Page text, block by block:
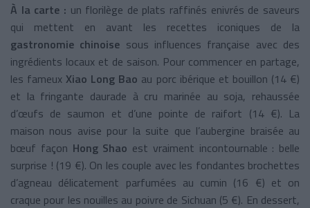
À la carte : un florilège de plats raffinés enivrés de saveurs
qui mettent en avant les recettes iconiques de la
gastronomie chinoise sous influences française avec des
ingrédients locaux et de saison. Pour commencer en partage,
les fameuxXiao Long Bao au porc ibérique et bouillon (14 €)
et la fringante daurade à cru marinée au soja, rehaussée
d’œufs de saumon et d’une pointe de raifort (14 €). La
maison nous avise pour la suite que l’aubergine braisée au
bœuf façon Hong Shao est vraiment incontournable : belle
surprise ! (19 €). On les couple avec les fondantes brochettes
d’agneau délicatement parfumées au cumin (16 €) et on
craque pour les nouilles au poivre de Sichuan (5 €). En dessert,